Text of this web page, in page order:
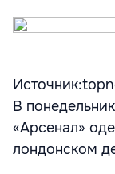
В
«Арсенал»
лондонском